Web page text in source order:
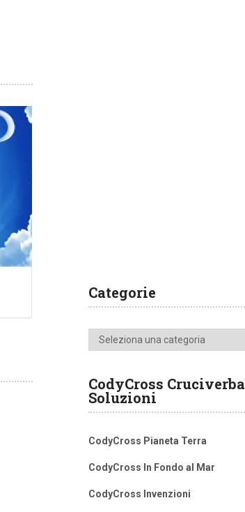
Categorie
Categorie
CodyCross Cruciverba
Soluzioni
CodyCross Pianeta Terra
CodyCross In Fondo al Mar
CodyCross Invenzioni